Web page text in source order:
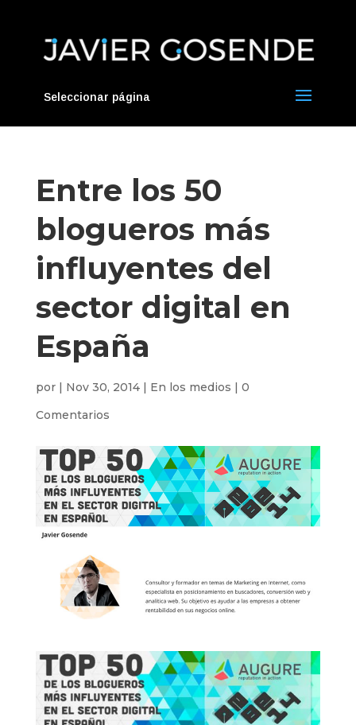
Seleccionar página
Entre los 50
blogueros más
influyentes del
sector digital en
España
por | Nov 30, 2014| En los medios | 0
Comentarios